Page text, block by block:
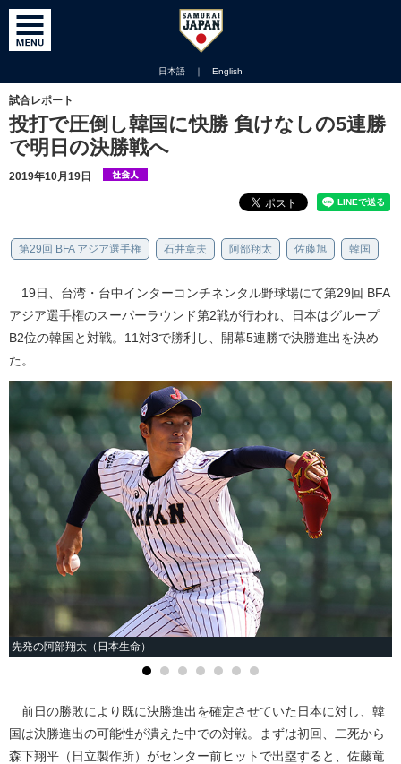
日本語 ｜ English
試合レポート
投打で圧倒し韓国に快勝 負けなしの5連勝
で明日の決勝戦へ
2019年10月19日
第29回 BFA アジア選手権 石井章夫 阿部翔太 佐藤旭 韓国
19日、台湾・台中インターコンチネンタル野球場にて第29回 BFA
アジア選手権のスーパーラウンド第2戦が行われ、日本はグループ
B2位の韓国と対戦。11対3で勝利し、開幕5連勝で決勝進出を決め
た。
先発の阿部翔太（日本生命）
前日の勝敗により既に決勝進出を確定させていた日本に対し、韓
国は決勝進出の可能性が潰えた中での対戦。まずは初回、二死から
森下翔平（日立製作所）がセンター前ヒットで出塁すると、佐藤竜